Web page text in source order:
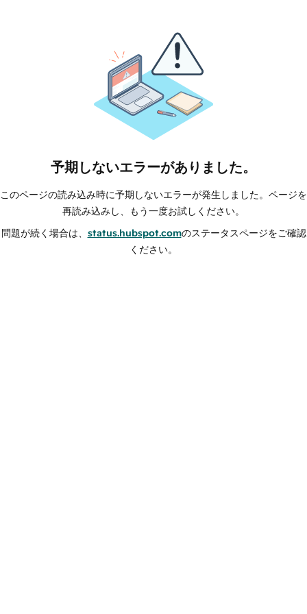
予期しないエラーがありました。
このページの読み込み時に予期しないエラーが発生しました。ページを
再読み込みし、もう一度お試しください。
問題が続く場合は、 status.hubspot.comのステータスページをご確認
ください。